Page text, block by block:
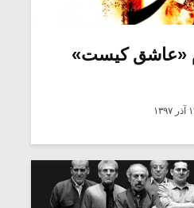
«عاشق کیست»
باشی،
باش